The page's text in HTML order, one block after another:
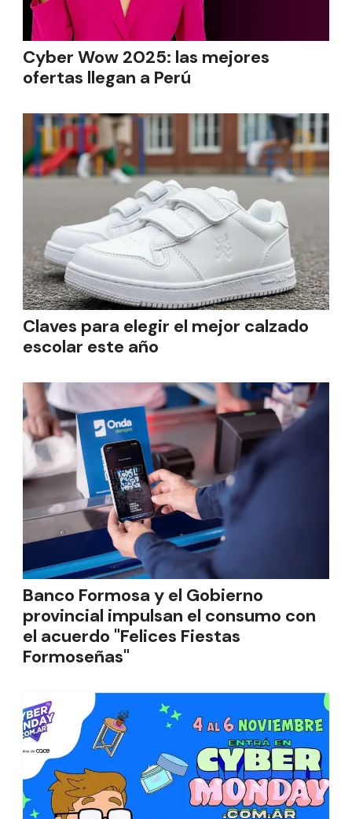
Cyber Wow 2025: las mejores
ofertas llegan a Perú
Claves para elegir el mejor calzado
escolar este año
Banco Formosa y el Gobierno
provincial impulsan el consumo con
el acuerdo "Felices Fiestas
Formoseñas"